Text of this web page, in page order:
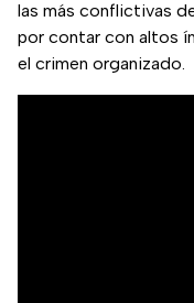
las más conflictivas
por contar con altos
el crimen organizado.